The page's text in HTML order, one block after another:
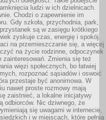
ludzi w ich dzielnicach.
Chodzi o zapewnienie im
Gdy szkoła, przychodnia, park,
są w zasięgu krótkiego
zyskuje czas, energię i spokój.
na przemieszczanie się, a więcej
na życie rodzinne, odpoczynek
zainteresowań. Zmienia się też
więzi społecznych, bo łatwiej
rozpoznać sąsiadów i oswoić
przestaje być anonimowa. W
nawet proste rozmowy mają
zaistnieć, a lokalne inicjatywy
odbiorców. Nic dziwnego, że
się uwagami w internecie,
i w miejscach, które pełnią